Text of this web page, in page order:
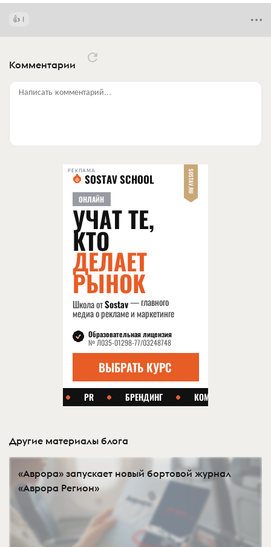
1
Комментарии
Написать комментарий...
РЕКЛАМА
Другие материалы блога
«Аврора» запускает новый бортовой журнал
«Аврора Регион»